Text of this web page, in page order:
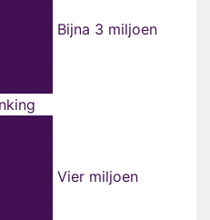
Bijna 3 miljoen
Vier miljoen